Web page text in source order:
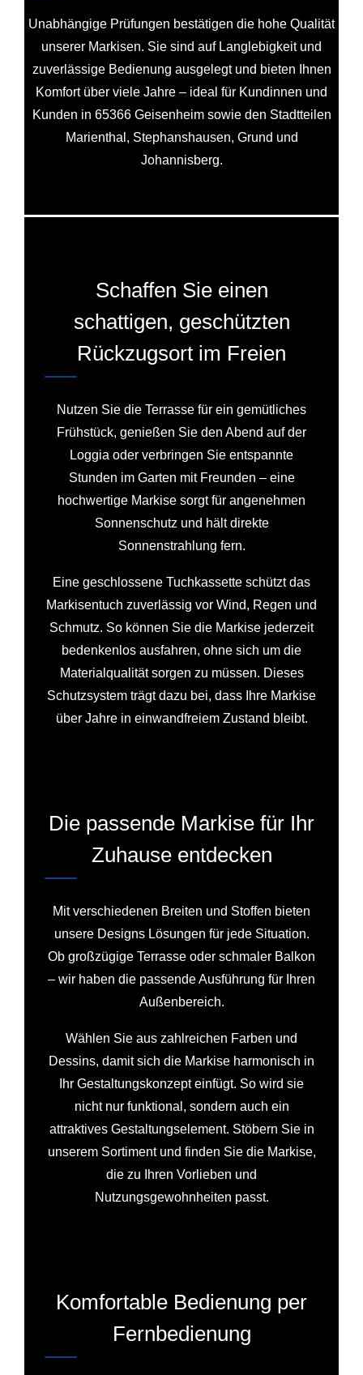
Unabhängige Prüfungen bestätigen die hohe Qualität
unserer Markisen. Sie sind auf Langlebigkeit und
zuverlässige Bedienung ausgelegt und bieten Ihnen
Komfort über viele Jahre – ideal für Kundinnen und
Kunden in 65366 Geisenheim sowie den Stadtteilen
Marienthal, Stephanshausen, Grund und
Johannisberg.
Schaffen Sie einen
schattigen, geschützten
Rückzugsort im Freien
Nutzen Sie die Terrasse für ein gemütliches
Frühstück, genießen Sie den Abend auf der
Loggia oder verbringen Sie entspannte
Stunden im Garten mit Freunden – eine
hochwertige Markise sorgt für angenehmen
Sonnenschutz und hält direkte
Sonnenstrahlung fern.
Eine geschlossene Tuchkassette schützt das
Markisentuch zuverlässig vor Wind, Regen und
Schmutz. So können Sie die Markise jederzeit
bedenkenlos ausfahren, ohne sich um die
Materialqualität sorgen zu müssen. Dieses
Schutzsystem trägt dazu bei, dass Ihre Markise
über Jahre in einwandfreiem Zustand bleibt.
Die passende Markise für Ihr
Zuhause entdecken
Mit verschiedenen Breiten und Stoffen bieten
unsere Designs Lösungen für jede Situation.
Ob großzügige Terrasse oder schmaler Balkon
– wir haben die passende Ausführung für Ihren
Außenbereich.
Wählen Sie aus zahlreichen Farben und
Dessins, damit sich die Markise harmonisch in
Ihr Gestaltungskonzept einfügt. So wird sie
nicht nur funktional, sondern auch ein
attraktives Gestaltungselement. Stöbern Sie in
unserem Sortiment und finden Sie die Markise,
die zu Ihren Vorlieben und
Nutzungsgewohnheiten passt.
Komfortable Bedienung per
Fernbedienung